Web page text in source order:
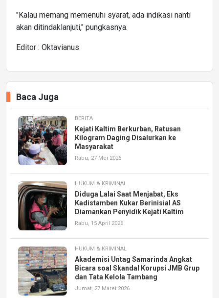
"Kalau memang memenuhi syarat, ada indikasi nanti
akan ditindaklanjuti," pungkasnya.
Editor : Oktavianus
Baca Juga
BERITA
Kejati Kaltim Berkurban, Ratusan
Kilogram Daging Disalurkan ke
Masyarakat
Rabu, 27 Mei 2026
HUKUM & KRIMINAL
Diduga Lalai Saat Menjabat, Eks
Kadistamben Kukar Berinisial AS
Diamankan Penyidik Kejati Kaltim
Rabu, 15 April 2026
HUKUM & KRIMINAL
Akademisi Untag Samarinda Angkat
Bicara soal Skandal Korupsi JMB Grup
dan Tata Kelola Tambang
Jumat, 27 Maret 2026